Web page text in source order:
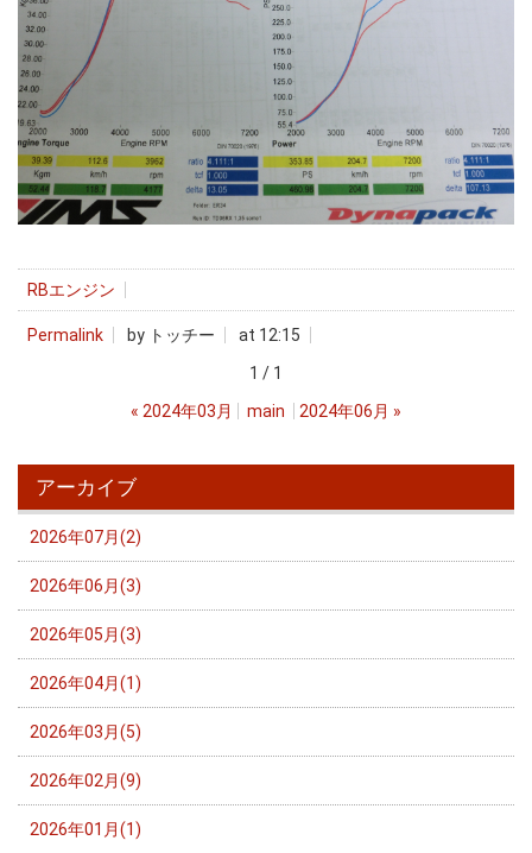
RBエンジン
Permalink by トッチー
at 12:15
1 / 1
« 2024年03月 main 2024年06月 »
アーカイブ
2026年07月(2)
2026年06月(3)
2026年05月(3)
2026年04月(1)
2026年03月(5)
2026年02月(9)
2026年01月(1)